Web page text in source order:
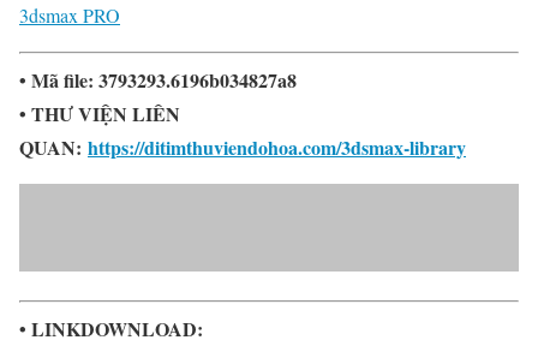
3dsmax PRO
• Mã file: 3793293.6196b034827a8
• THƯ VIỆN LIÊN
QUAN: https://ditimthuviendohoa.com/3dsmax-library
• LINKDOWNLOAD: